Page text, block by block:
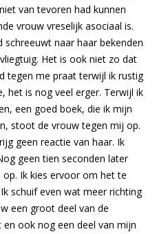
van tevoren had kunnen
vrouw vreselijk asociaal is.
naar haar bekenden
Het is ook niet zo dat
tegen me praat terwijl ik rustig
het is nog veel erger. Terwijl ik
een goed boek, die ik mijn
stoot de vrouw tegen mij op.
geen reactie van haar. Ik
geen tien seconden later
Ik kies ervoor om het te
schuif even wat meer richting
een groot deel van de
ook nog een deel van mijn